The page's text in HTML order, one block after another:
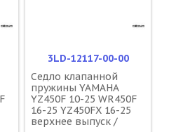
3LD-12117-00-00
Седло клапанной
пружины YAMAHA
YZ450F 10-25 WR450F
16-25 YZ450FX 16-25
верхнее выпуск /